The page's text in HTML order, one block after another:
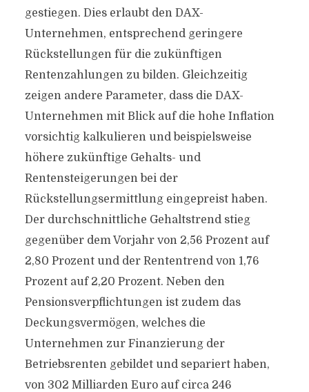
gestiegen. Dies erlaubt den DAX-
Unternehmen, entsprechend geringere
Rückstellungen für die zukünftigen
Rentenzahlungen zu bilden. Gleichzeitig
zeigen andere Parameter, dass die DAX-
Unternehmen mit Blick auf die hohe Inflation
vorsichtig kalkulieren und beispielsweise
höhere zukünftige Gehalts- und
Rentensteigerungen bei der
Rückstellungsermittlung eingepreist haben.
Der durchschnittliche Gehaltstrend stieg
gegenüber dem Vorjahr von 2,56 Prozent auf
2,80 Prozent und der Rententrend von 1,76
Prozent auf 2,20 Prozent. Neben den
Pensionsverpflichtungen ist zudem das
Deckungsvermögen, welches die
Unternehmen zur Finanzierung der
Betriebsrenten gebildet und separiert haben,
von 302 Milliarden Euro auf circa 246